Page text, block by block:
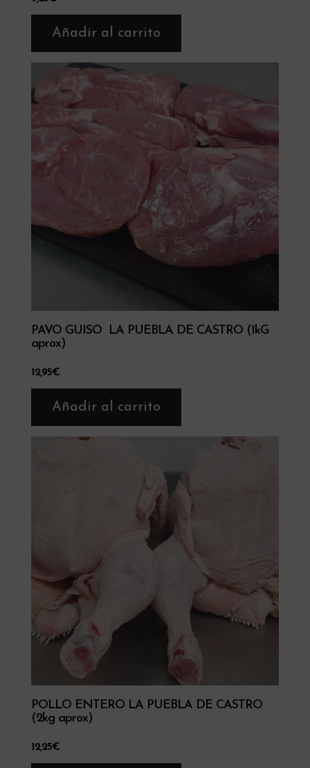
Añadir al carrito
PAVO GUISO LA PUEBLA DE CASTRO (1kG
aprox)
12,95€
Añadir al carrito
POLLO ENTERO LA PUEBLA DE CASTRO
(2kg aprox)
12,25€